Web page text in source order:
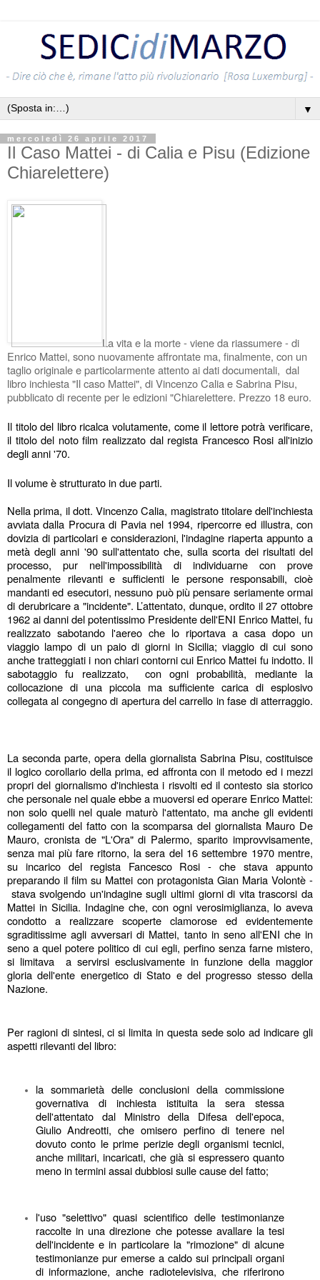
▼
mercoledì 26 aprile 2017
Il Caso Mattei - di Calia e Pisu (Edizione
Chiarelettere)
La vita e la morte - viene da riassumere - di
Enrico Mattei, sono nuovamente affrontate ma, finalmente, con un
taglio originale e particolarmente attento ai dati documentali,  dal
libro inchiesta "Il caso Mattei", di Vincenzo Calia e Sabrina Pisu,
pubblicato di recente per le edizioni "Chiarelettere. Prezzo 18 euro.
Il titolo del libro ricalca volutamente, come il lettore potrà verificare,
il titolo del noto film realizzato dal regista Francesco Rosi all'inizio
degli anni '70.
Il volume è strutturato in due parti.
Nella prima, il dott. Vincenzo Calia, magistrato titolare dell'inchiesta
avviata dalla Procura di Pavia nel 1994, ripercorre ed illustra, con
dovizia di particolari e considerazioni, l'indagine riaperta appunto a
metà degli anni '90 sull'attentato che, sulla scorta dei risultati del
processo, pur nell'impossibilità di individuarne con prove
penalmente rilevanti e sufficienti le persone responsabili, cioè
mandanti ed esecutori, nessuno può più pensare seriamente ormai
di derubricare a "incidente". L’attentato, dunque, ordito il 27 ottobre
1962 ai danni del potentissimo Presidente dell'ENI Enrico Mattei, fu
realizzato sabotando l'aereo che lo riportava a casa dopo un
viaggio lampo di un paio di giorni in Sicilia; viaggio di cui sono
anche tratteggiati i non chiari contorni cui Enrico Mattei fu indotto. Il
sabotaggio fu realizzato,  con ogni probabilità, mediante la
collocazione di una piccola ma sufficiente carica di esplosivo
collegata al congegno di apertura del carrello in fase di atterraggio.
La seconda parte, opera della giornalista Sabrina Pisu, costituisce
il logico corollario della prima, ed affronta con il metodo ed i mezzi
propri del giornalismo d'inchiesta i risvolti ed il contesto sia storico
che personale nel quale ebbe a muoversi ed operare Enrico Mattei:
non solo quelli nel quale maturò l'attentato, ma anche gli evidenti
collegamenti del fatto con la scomparsa del giornalista Mauro De
Mauro, cronista de "L'Ora" di Palermo, sparito improvvisamente,
senza mai più fare ritorno, la sera del 16 settembre 1970 mentre,
su incarico del regista Fancesco Rosi - che stava appunto
preparando il film su Mattei con protagonista Gian Maria Volontè -
stava svolgendo un'indagine sugli ultimi giorni di vita trascorsi da
Mattei in Sicilia. Indagine che, con ogni verosimiglianza, lo aveva
condotto a realizzare scoperte clamorose ed evidentemente
sgraditissime agli avversari di Mattei, tanto in seno all'ENI che in
seno a quel potere politico di cui egli, perfino senza farne mistero,
si limitava  a servirsi esclusivamente in funzione della maggior
gloria dell'ente energetico di Stato e del progresso stesso della
Nazione.
Per ragioni di sintesi, ci si limita in questa sede solo ad indicare gli
aspetti rilevanti del libro:
la sommarietà delle conclusioni della commissione
governativa di inchiesta istituita la sera stessa
dell'attentato dal Ministro della Difesa dell'epoca,
Giulio Andreotti, che omisero perfino di tenere nel
dovuto conto le prime perizie degli organismi tecnici,
anche militari, incaricati, che già si espressero quanto
meno in termini assai dubbiosi sulle cause del fatto;
l'uso "selettivo" quasi scientifico delle testimonianze
raccolte in una direzione che potesse avallare la tesi
dell'incidente e in particolare la "rimozione" di alcune
testimonianze pur emerse a caldo sui principali organi
di informazione, anche radiotelevisiva, che riferirono